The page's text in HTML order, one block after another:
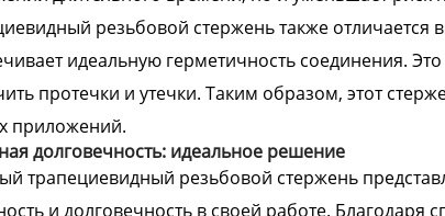
резьбовой стержень также отличается
идеальную герметичность соединения.
протечки и утечки. Таким образом, этот
приложений.
долговечность: идеальное решение
трапециевидный резьбовой стержень
и долговечность в своей работе. Благодаря